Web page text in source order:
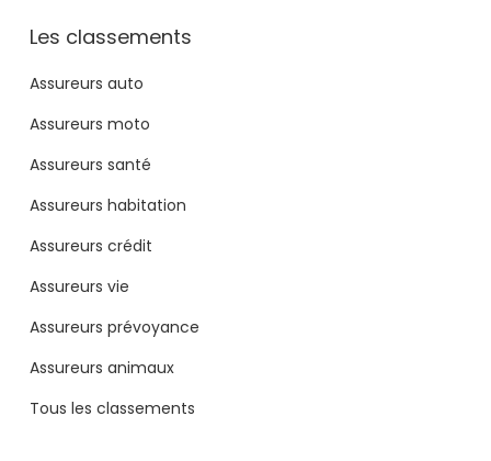
Les classements
Assureurs auto
Assureurs moto
Assureurs santé
Assureurs habitation
Assureurs crédit
Assureurs vie
Assureurs prévoyance
Assureurs animaux
Tous les classements